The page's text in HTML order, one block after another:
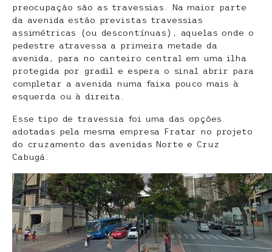
preocupação são as travessias. Na maior parte
da avenida estão previstas travessias
assimétricas (ou descontínuas), aquelas onde o
pedestre atravessa a primeira metade da
avenida, para no canteiro central em uma ilha
protegida por gradil e espera o sinal abrir para
completar a avenida numa faixa pouco mais à
esquerda ou à direita.
Esse tipo de travessia foi uma das opções
adotadas pela mesma empresa Fratar no projeto
do cruzamento das avenidas Norte e Cruz
Cabugá.